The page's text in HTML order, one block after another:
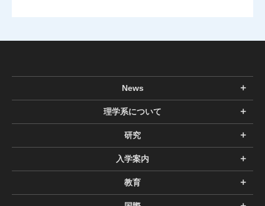
News
理学系について
研究
入学案内
教育